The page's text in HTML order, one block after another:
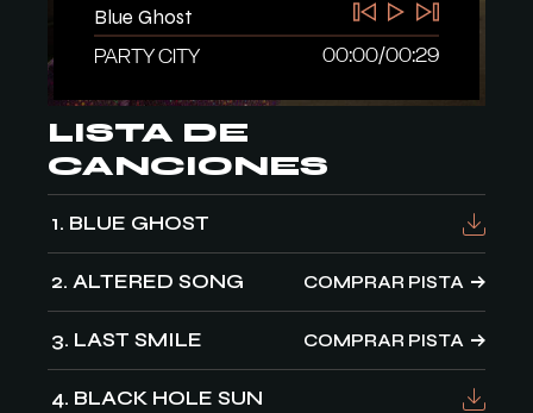
Blue Ghost
PARTY CITY 00:00/00:29
LISTA DE
CANCIONES
1 BLUE GHOST
2 ALTERED SONG COMPRAR PISTA
3 LAST SMILE COMPRAR PISTA
4 BLACK HOLE SUN